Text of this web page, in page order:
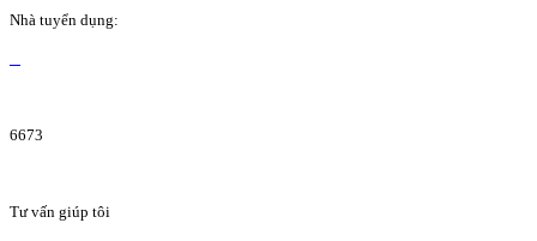
Nhà tuyển dụng:
6673
Tư vấn giúp tôi